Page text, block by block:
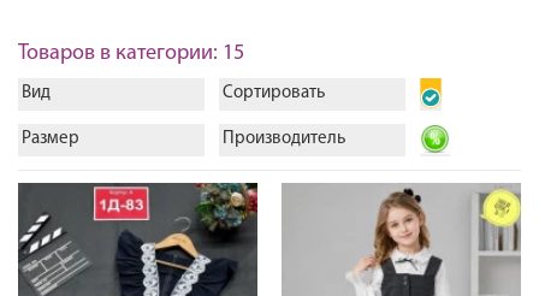
Товаров в категории: 15
Вид Сортировать
Размер Производитель